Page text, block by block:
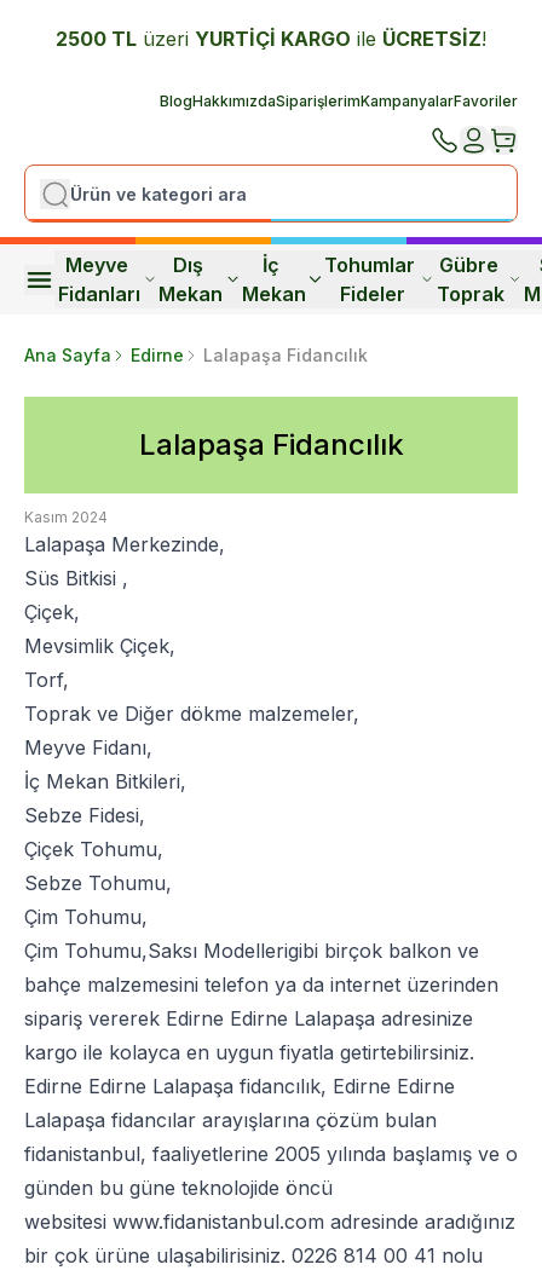
2500 TL üzeri YURTİÇİ KARGO ile ÜCRETSİZ!
BlogHakkımızdaSiparişlerimKampanyalarFavoriler
Meyve
Fidanları
Dış
Mekan
İç
Mekan
Tohumlar
Fideler
Gübre
Toprak
Ana Sayfa Edirne Lalapaşa Fidancılık
Lalapaşa Fidancılık
Kasım 2024
Lalapaşa Merkezinde,
Süs Bitkisi ,
Çiçek,
Mevsimlik Çiçek,
Torf,
Toprak ve Diğer dökme malzemeler,
Meyve Fidanı,
İç Mekan Bitkileri,
Sebze Fidesi,
Çiçek Tohumu,
Sebze Tohumu,
Çim Tohumu,
Çim Tohumu,Saksı Modellerigibi birçok balkon ve
bahçe malzemesini telefon ya da internet üzerinden
sipariş vererek Edirne Edirne Lalapaşa adresinize
kargo ile kolayca en uygun fiyatla getirtebilirsiniz.
Edirne Edirne Lalapaşa fidancılık, Edirne Edirne
Lalapaşa fidancılar arayışlarına çözüm bulan
fidanistanbul, faaliyetlerine 2005 yılında başlamış ve o
günden bu güne teknolojide öncü
websitesi www.fidanistanbul.com adresinde aradığınız
bir çok ürüne ulaşabilirisiniz. 0226 814 00 41 nolu